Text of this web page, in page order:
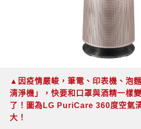
▲因疫情嚴峻，筆電、印表機、泡
清淨機」，快要和口罩與酒精一樣
了！圖為LG PuriCare 360度空氣
大！